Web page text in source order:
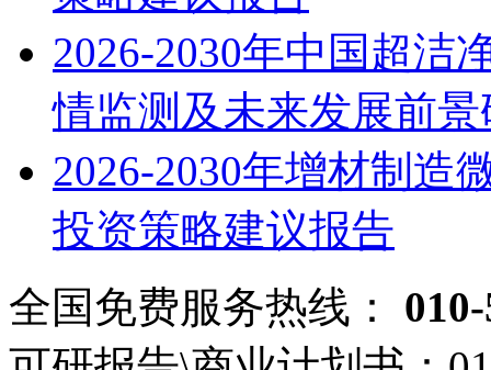
2026-2030年中国超洁
情监测及未来发展前
2026-2030年增材制造
投资策略建议报告
全国免费服务热线：